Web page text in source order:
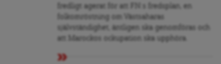
fredligt agerat för att FN:s fredsplan, en
folkomröstning om Västsaharas
självständighet, äntligen ska genomföras och
att Marockos ockupation ska upphöra.